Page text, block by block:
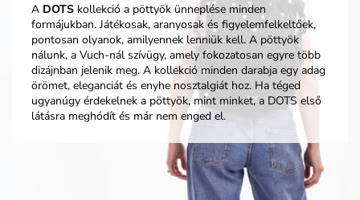
A DOTSkollekció a pöttyök ünneplése minden
formájukban. Játékosak, aranyosak és figyelemfelkeltőek,
pontosan olyanok, amilyennek lenniük kell. A pöttyök
nálunk, a Vuch-nál szívügy, amely fokozatosan egyre több
dizájnban jelenik meg. A kollekció minden darabja egy adag
örömet, eleganciát és enyhe nosztalgiát hoz. Ha téged
ugyanúgy érdekelnek a pöttyök, mint minket, a DOTS első
látásra meghódít és már nem enged el.